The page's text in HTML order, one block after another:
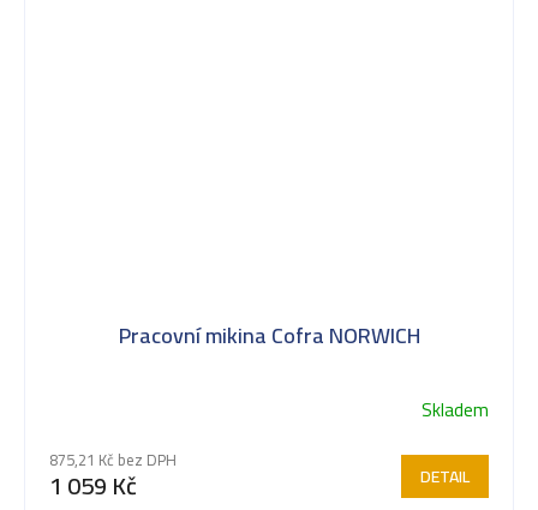
Pracovní mikina Cofra NORWICH
Skladem
875,21 Kč bez DPH
1 059 Kč DETAIL